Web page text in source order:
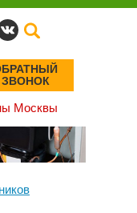
Москвы
ЗВОНОК